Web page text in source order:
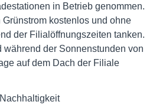
in Betrieb genommen.
kostenlos und ohne
der Filialöffnungszeiten tanken.
während der Sonnenstunden von
auf dem Dach der Filiale